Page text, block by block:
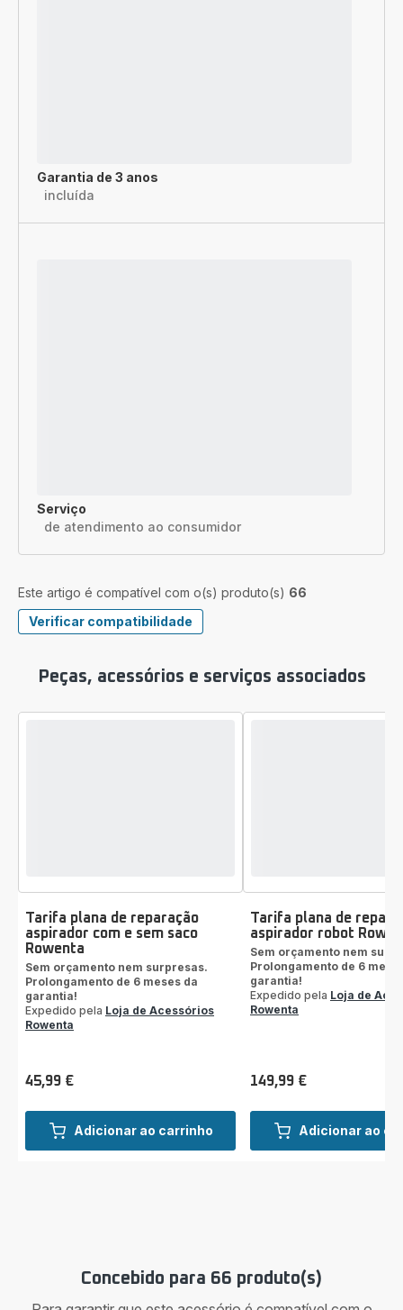
Garantia de 3 anos
incluída
Serviço
de atendimento ao consumidor
Este artigo é compatível com o(s) produto(s) 66
Verificar compatibilidade
Peças, acessórios e serviços associados
Adicionar ao carrinho
Tarifa plana de reparação
aspirador com e sem saco
Rowenta
Sem orçamento nem surpresas.
Prolongamento de 6 meses da
garantia!
Expedido pela Loja de Acessórios
Rowenta
Preço
45,99 €
Adicionar ao
Tarifa plana de
aspirador robot
Sem orçamento nem
Prolongamento de 6
garantia!
Expedido pela Loja de
Rowenta
Preço
149,99 €
Concebido para 66 produto(s)